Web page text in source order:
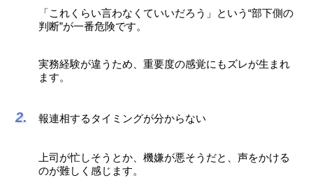
「これくらい言わなくていいだろう」という“部下側の
判断”が一番危険です。
実務経験が違うため、重要度の感覚にもズレが生まれ
ます。
報連相するタイミングが分からない
上司が忙しそうとか、機嫌が悪そうだと、声をかける
のが難しく感じます。